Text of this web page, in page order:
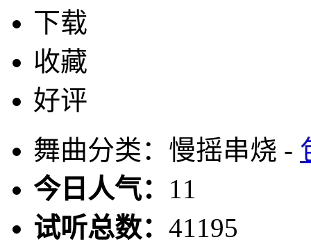
下载
收藏
好评
舞曲分类：慢摇串烧 -
今日人气： 11
试听总数： 41195